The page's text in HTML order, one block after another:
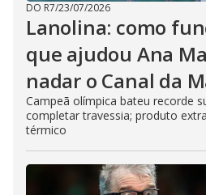
DO R7/23/07/2026
Lanolina: como
que ajudou Ana
nadar o Canal da
Campeã olímpica bateu recorde
completar travessia; produto
térmico